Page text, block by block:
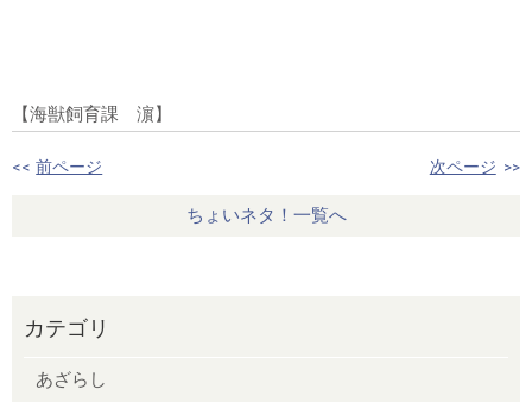
【海獣飼育課 濵】
<< 前ページ 次ページ >>
ちょいネタ！一覧へ
カテゴリ
あざらし